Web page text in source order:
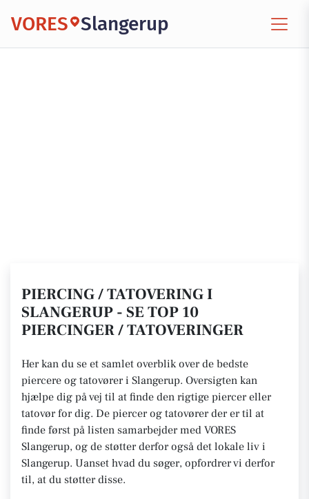
VORES Slangerup
PIERCING / TATOVERING I
SLANGERUP - SE TOP 10
PIERCINGER / TATOVERINGER
Her kan du se et samlet overblik over de bedste
piercere og tatovører i Slangerup. Oversigten kan
hjælpe dig på vej til at finde den rigtige piercer eller
tatovør for dig. De piercer og tatovører der er til at
finde først på listen samarbejder med VORES
Slangerup, og de støtter derfor også det lokale liv i
Slangerup. Uanset hvad du søger, opfordrer vi derfor
til, at du støtter disse.